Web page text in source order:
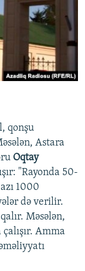
qonşu
Astara
Oqtay
"Rayonda 50-
1000
də verilir.
Məsələn,
Amma